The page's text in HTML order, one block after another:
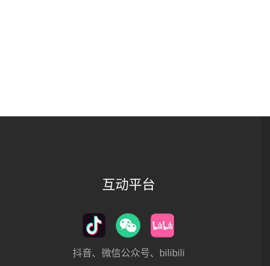
互动平台
抖音、微信公众号、bilibili